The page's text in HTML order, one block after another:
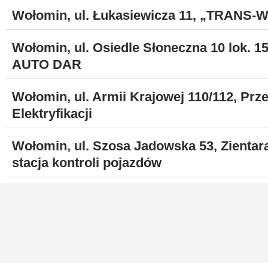
Wołomin, ul. Łukasiewicza 11, „TRANS-
Wołomin, ul. Osiedle Słoneczna 10 lok.
AUTO DAR
Wołomin, ul. Armii Krajowej 110/112,
Elektryfikacji
Wołomin, ul. Szosa Jadowska 53,
stacja kontroli pojazdów